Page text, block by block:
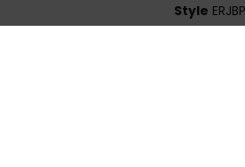
Style